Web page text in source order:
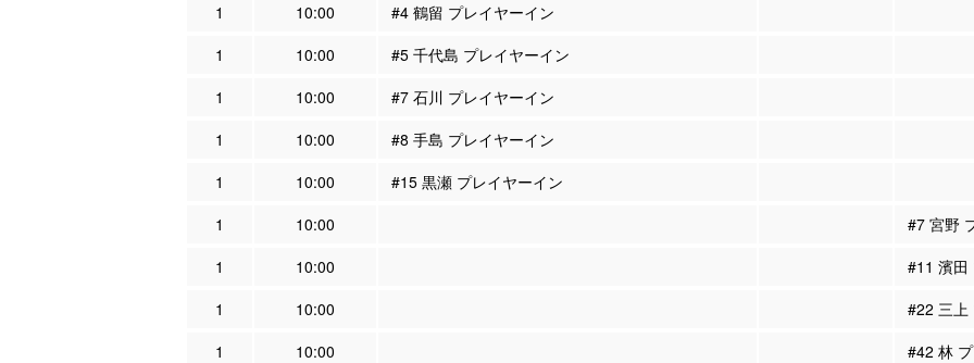
1 10:00
#4 鶴留 プレイヤーイン
1
10:00
#5 千代島 プレイヤーイン
1
10:00
#7 石川 プレイヤーイン
1
10:00
#8 手島 プレイヤーイン
1
10:00
#15 黒瀬 プレイヤーイン
1
10:00
#7 宮野
1
10:00
#11 濱田
1
10:00
#22 三上
1
10:00
#42 林